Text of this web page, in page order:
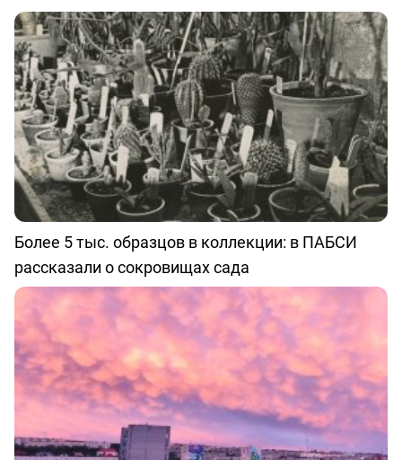
Более 5 тыс. образцов в коллекции: в ПАБСИ
рассказали о сокровищах сада